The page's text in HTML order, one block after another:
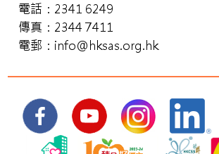
電話：2341 6249
傳真：2344 7411
電郵： info@hksas.org.hk